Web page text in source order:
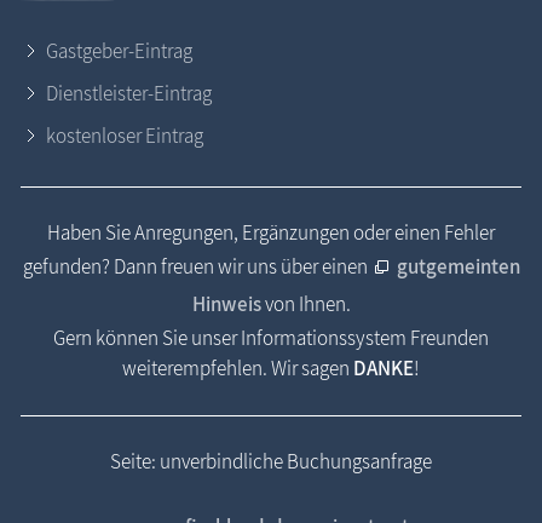
Gastgeber-Eintrag
Dienstleister-Eintrag
kostenloser Eintrag
Haben Sie Anregungen, Ergänzungen oder einen Fehler
gefunden? Dann freuen wir uns über einen
gutgemeinten
Hinweisvon Ihnen.
Gern können Sie unser Informationssystem Freunden
weiterempfehlen. Wir sagen DANKE!
Seite: unverbindliche Buchungsanfrage